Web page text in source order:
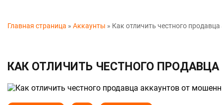
Главная страница » Аккаунты » Как отличить честного
КАК ОТЛИЧИТЬ ЧЕСТНОГО